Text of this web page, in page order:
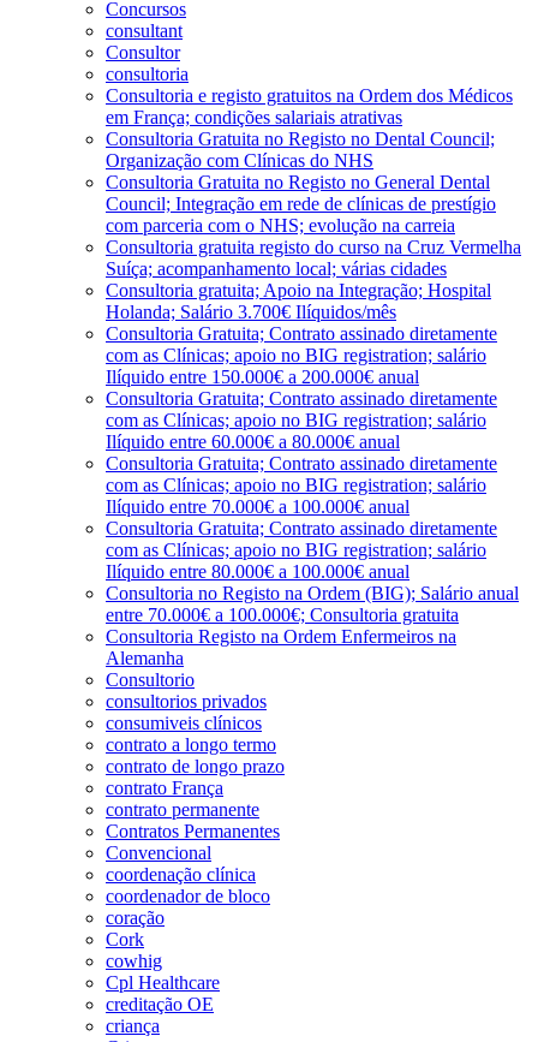
Concursos
consultant
Consultor
consultoria
Consultoria e registo gratuitos na Ordem dos Médicos
em França; condições salariais atrativas
Consultoria Gratuita no Registo no Dental Council;
Organização com Clínicas do NHS
Consultoria Gratuita no Registo no General Dental
Council; Integração em rede de clínicas de prestígio
com parceria com o NHS; evolução na carreia
Consultoria gratuita registo do curso na Cruz Vermelha
Suíça; acompanhamento local; várias cidades
Consultoria gratuita; Apoio na Integração; Hospital
Holanda; Salário 3.700€ Ilíquidos/mês
Consultoria Gratuita; Contrato assinado diretamente
com as Clínicas; apoio no BIG registration; salário
Ilíquido entre 150.000€ a 200.000€ anual
Consultoria Gratuita; Contrato assinado diretamente
com as Clínicas; apoio no BIG registration; salário
Ilíquido entre 60.000€ a 80.000€ anual
Consultoria Gratuita; Contrato assinado diretamente
com as Clínicas; apoio no BIG registration; salário
Ilíquido entre 70.000€ a 100.000€ anual
Consultoria Gratuita; Contrato assinado diretamente
com as Clínicas; apoio no BIG registration; salário
Ilíquido entre 80.000€ a 100.000€ anual
Consultoria no Registo na Ordem (BIG); Salário anual
entre 70.000€ a 100.000€; Consultoria gratuita
Consultoria Registo na Ordem Enfermeiros na
Alemanha
Consultorio
consultorios privados
consumiveis clínicos
contrato a longo termo
contrato de longo prazo
contrato França
contrato permanente
Contratos Permanentes
Convencional
coordenação clínica
coordenador de bloco
coração
Cork
cowhig
Cpl Healthcare
creditação OE
criança